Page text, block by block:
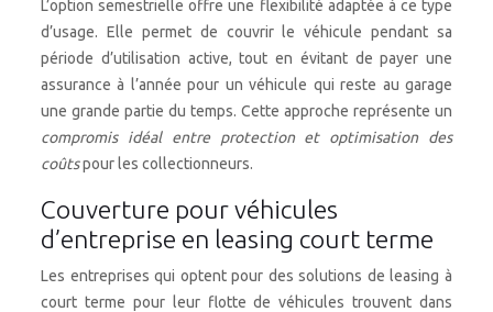
L’option semestrielle offre une flexibilité adaptée à ce type
d’usage. Elle permet de couvrir le véhicule pendant sa
période d’utilisation active, tout en évitant de payer une
assurance à l’année pour un véhicule qui reste au garage
une grande partie du temps. Cette approche représente un
compromis idéal entre protection et optimisation des
coûtspour les collectionneurs.
Couverture pour véhicules
d’entreprise en leasing court terme
Les entreprises qui optent pour des solutions de leasing à
court terme pour leur flotte de véhicules trouvent dans